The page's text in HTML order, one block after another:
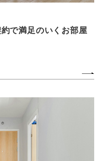
で満足のいくお部屋